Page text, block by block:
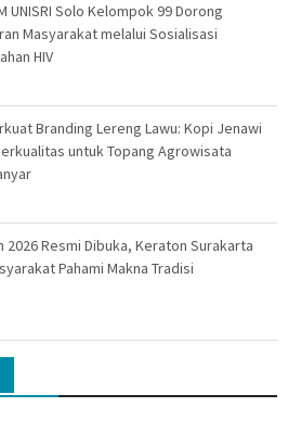
UNISRI Solo Kelompok 99 Dorong
Masyarakat melalui Sosialisasi
HIV
Branding Lereng Lawu: Kopi Jenawi
untuk Topang Agrowisata
2026 Resmi Dibuka, Keraton Surakarta
Pahami Makna Tradisi